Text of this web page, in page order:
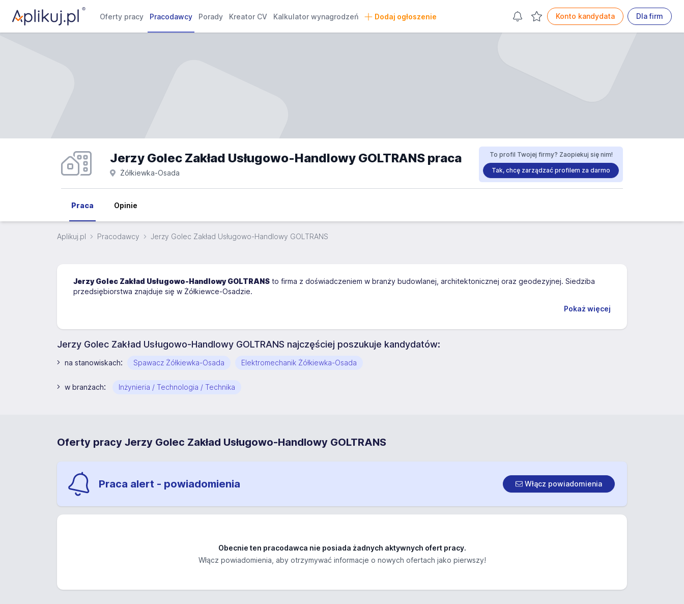
Oferty pracy Pracodawcy Porady Kreator CV Kalkulator wynagrodzeń Dodaj ogłoszenie Konto kandydata Dla firm
Jerzy Golec Zakład Usługowo-Handlowy GOLTRANS praca
Żółkiewka-Osada
To profil Twojej firmy? Zaopiekuj się nim!
Tak, chcę zarządzać profilem za darmo
Praca Opinie
Aplikuj.pl Pracodawcy Jerzy Golec Zakład Usługowo-Handlowy GOLTRANS
Jerzy Golec Zakład Usługowo-Handlowy GOLTRANS to firma z doświadczeniem w branży budowlanej, architektonicznej oraz geodezyjnej. Siedziba
przedsiębiorstwa znajduje się w Żółkiewce-Osadzie.
Pokaż więcej
Jerzy Golec Zakład Usługowo-Handlowy GOLTRANS najczęściej poszukuje kandydatów:
na stanowiskach: Spawacz Żółkiewka-Osada Elektromechanik Żółkiewka-Osada
w branżach: Inżynieria / Technologia / Technika
Oferty pracy Jerzy Golec Zakład Usługowo-Handlowy GOLTRANS
Praca alert - powiadomienia Włącz powiadomienia
Obecnie ten pracodawca nie posiada żadnych aktywnych ofert pracy.
Włącz powiadomienia, aby otrzymywać informacje o nowych ofertach jako pierwszy!